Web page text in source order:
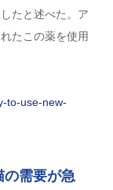
たと述べた。ア
たこの薬を使用
to-use-new-
需要が急